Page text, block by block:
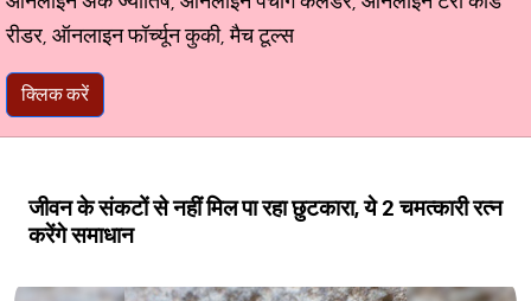
रीडर, ऑनलाइन फॉर्च्यून कुकी, मैच टूल्स
क्लिक करें
जीवन के संकटों से नहीं मिल पा रहा छुटकारा, ये 2 चमत्कारी रत्न
करेंगे समाधान